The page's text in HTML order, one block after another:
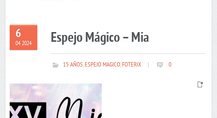
6
04 2024 Espejo Mágico – Mia
15 AÑOS,ESPEJO MAGICO,FOTERIX 0